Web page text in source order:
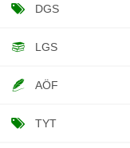
DGS
LGS
AÖF
TYT